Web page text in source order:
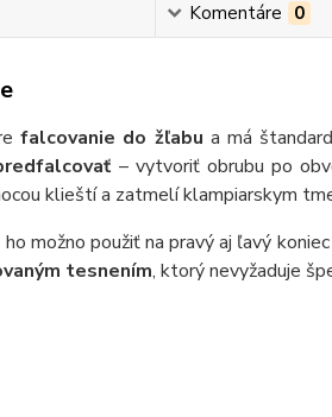
Komentáre 0
falcovanie do žľabu a má
– vytvoriť obrubu po
klieští a zatmelí klampiarskym
možno použiť na pravý aj ľavý
tesnením, ktorý nevyžaduje